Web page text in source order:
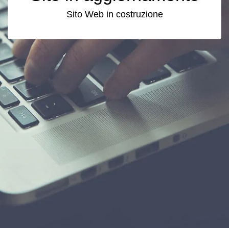
Sito Web in costruzione